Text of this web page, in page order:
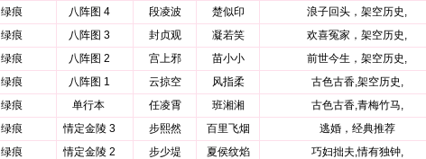
绿痕 八阵图 4 段凌波 楚似印
浪子回头，架空历史,
绿痕 八阵图 3 封贞观 凝若笑
欢喜冤家，架空历史,
绿痕 八阵图 2 宫上邪 苗小小
前世今生，架空历史,
绿痕 八阵图 1 云掠空 风指柔
古色古香,架空历史,
绿痕 单行本 任凌霄 班湘湘
古色古香,青梅竹马,
绿痕 情定金陵 3 步熙然 百里飞烟
逃婚，经典推荐
绿痕 情定金陵 2 步少堤 夏侯纹焰
巧妇拙夫,情有独钟,